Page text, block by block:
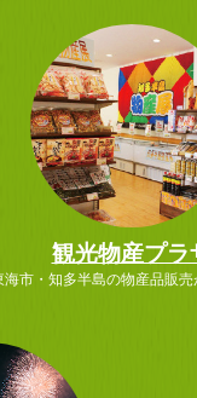
観光物産プラ
海市・知多半島の物産品販売